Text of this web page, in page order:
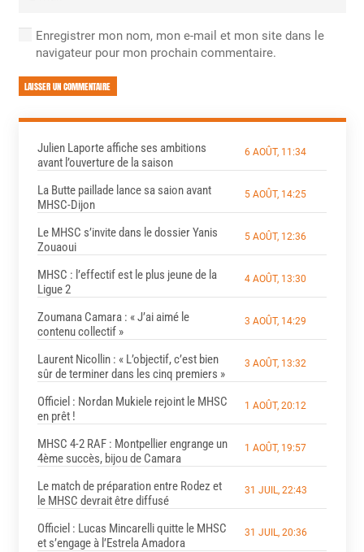
Enregistrer mon nom, mon e-mail et mon site dans le
navigateur pour mon prochain commentaire.
LAISSER UN COMMENTAIRE
Julien Laporte affiche ses ambitions
avant l’ouverture de la saison
6 AOÛT, 11:34
La Butte paillade lance sa saion avant
MHSC-Dijon
5 AOÛT, 14:25
Le MHSC s’invite dans le dossier Yanis
Zouaoui
5 AOÛT, 12:36
MHSC : l’effectif est le plus jeune de la
Ligue 2
4 AOÛT, 13:30
Zoumana Camara : « J’ai aimé le
contenu collectif »
3 AOÛT, 14:29
Laurent Nicollin : « L’objectif, c’est bien
sûr de terminer dans les cinq premiers »
3 AOÛT, 13:32
Officiel : Nordan Mukiele rejoint le MHSC
en prêt !
1 AOÛT, 20:12
MHSC 4-2 RAF : Montpellier engrange un
4ème succès, bijou de Camara
1 AOÛT, 19:57
Le match de préparation entre Rodez et
le MHSC devrait être diffusé
31 JUIL, 22:43
Officiel : Lucas Mincarelli quitte le MHSC
et s’engage à l’Estrela Amadora
31 JUIL, 20:36